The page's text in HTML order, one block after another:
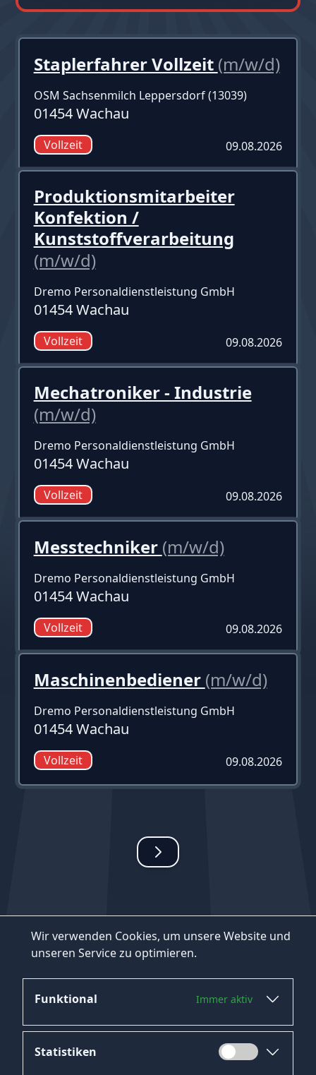
Wir verwenden Cookies, um unsere Website und
unseren Service zu optimieren.
Funktional Immer aktiv
Statistiken
Staplerfahrer Vollzeit (m/w/d)
OSM Sachsenmilch Leppersdorf (13039)
01454 Wachau
Vollzeit 09.08.2026
Produktionsmitarbeiter
Konfektion /
Kunststoffverarbeitung
(m/w/d)
Dremo Personaldienstleistung GmbH
01454 Wachau
Vollzeit 09.08.2026
Mechatroniker - Industrie
(m/w/d)
Dremo Personaldienstleistung GmbH
01454 Wachau
Vollzeit 09.08.2026
Messtechniker (m/w/d)
Dremo Personaldienstleistung GmbH
01454 Wachau
Vollzeit 09.08.2026
Maschinenbediener (m/w/d)
Dremo Personaldienstleistung GmbH
01454 Wachau
Vollzeit 09.08.2026